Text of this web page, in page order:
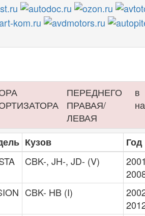
ПЕРЕДНЕГО
ПРАВАЯ/
ЛЕВАЯ
в
Кузов
Год
CBK-, JH-, JD- (V)
CBK- HB (I)